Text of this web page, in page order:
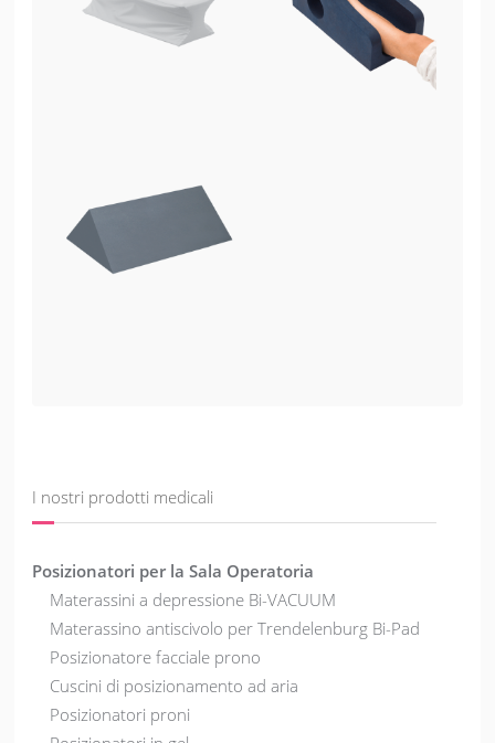
I nostri prodotti medicali
Posizionatori per la Sala Operatoria
Materassini a depressione Bi-VACUUM
Materassino antiscivolo per Trendelenburg Bi-Pad
Posizionatore facciale prono
Cuscini di posizionamento ad aria
Posizionatori proni